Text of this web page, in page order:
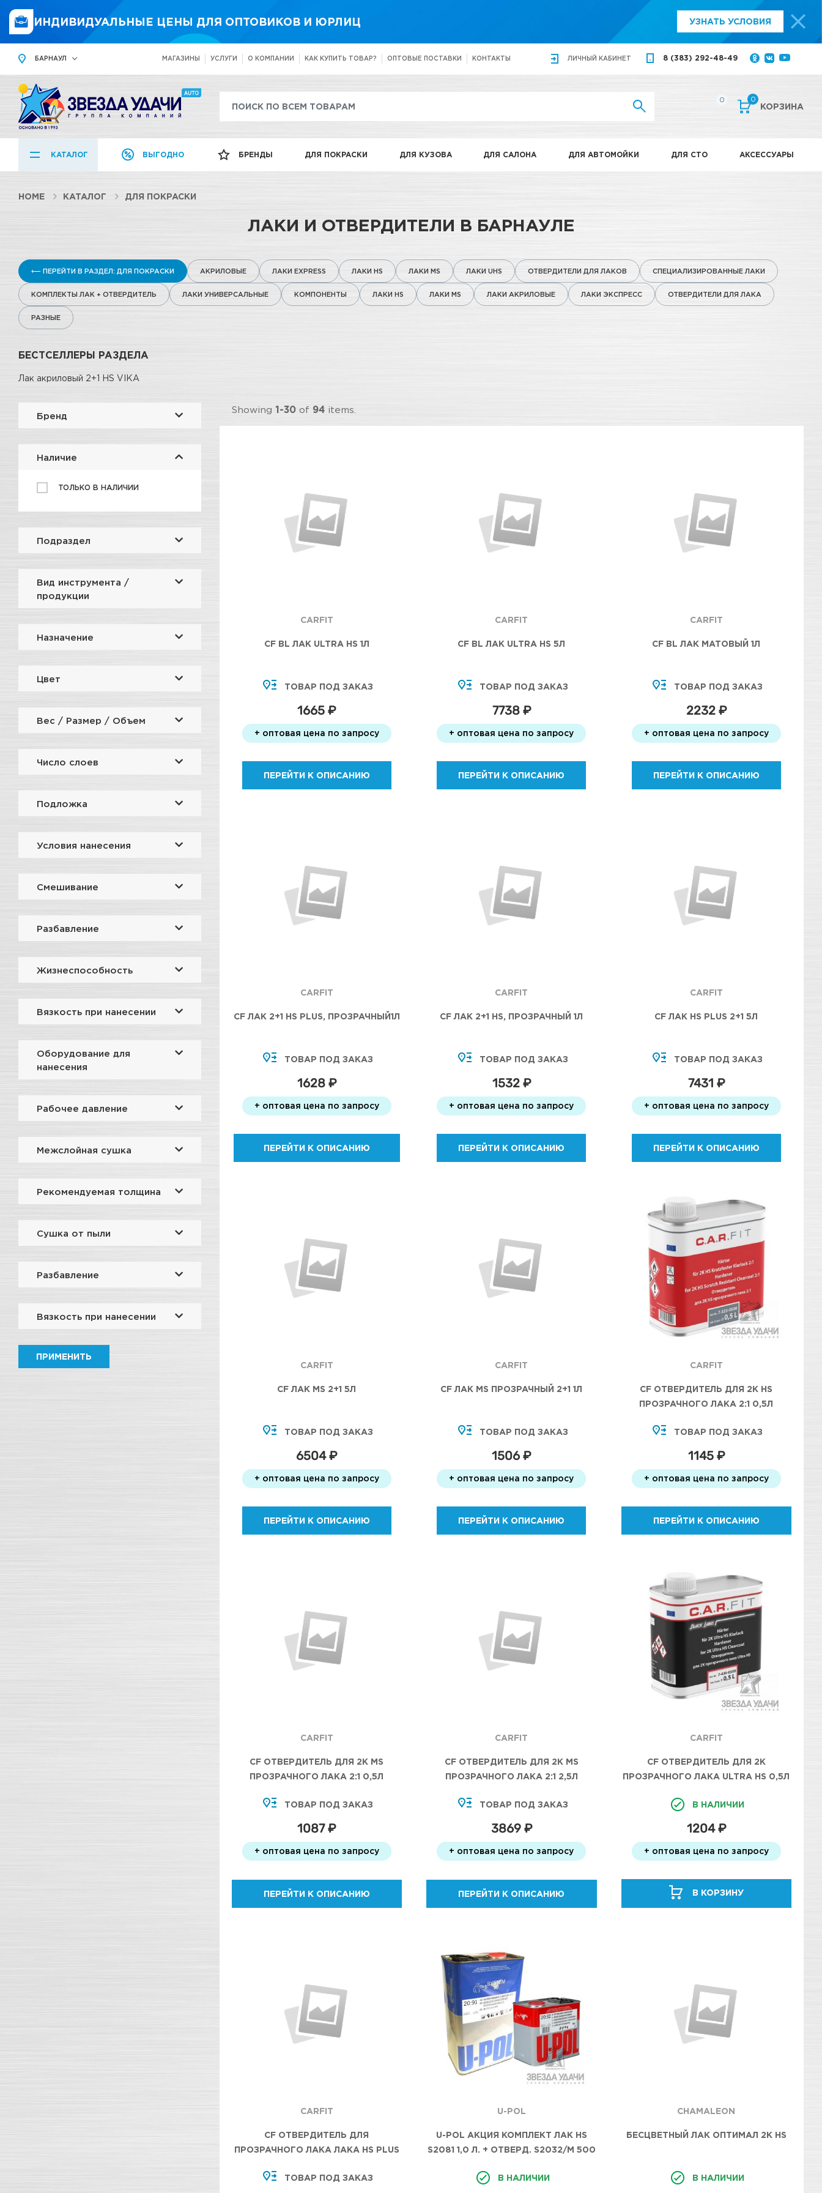
ИНДИВИДУАЛЬНЫЕ ЦЕНЫ ДЛЯ ОПТОВИКОВ И ЮРЛИЦ УЗНАТЬ УСЛОВИЯ
БАРНАУЛ МАГАЗИНЫ УСЛУГИ О КОМПАНИИ КАК КУПИТЬ ТОВАР? ОПТОВЫЕ ПОСТАВКИ КОНТАКТЫ ЛИЧНЫЙ КАБИНЕТ 8 (383) 292-48-49
0 0
КОРЗИНА
КАТАЛОГ ВЫГОДНО БРЕНДЫ ДЛЯ ПОКРАСКИ ДЛЯ КУЗОВА ДЛЯ САЛОНА ДЛЯ АВТОМОЙКИ ДЛЯ СТО АКСЕССУАРЫ
HOME КАТАЛОГ ДЛЯ ПОКРАСКИ
ЛАКИ И ОТВЕРДИТЕЛИ В БАРНАУЛЕ
⟵ ПЕРЕЙТИ В РАЗДЕЛ: ДЛЯ ПОКРАСКИ АКРИЛОВЫЕ ЛАКИ EXPRESS ЛАКИ HS ЛАКИ MS ЛАКИ UHS ОТВЕРДИТЕЛИ ДЛЯ ЛАКОВ СПЕЦИАЛИЗИРОВАННЫЕ ЛАКИ
КОМПЛЕКТЫ ЛАК + ОТВЕРДИТЕЛЬ ЛАКИ УНИВЕРСАЛЬНЫЕ КОМПОНЕНТЫ ЛАКИ HS ЛАКИ MS ЛАКИ АКРИЛОВЫЕ ЛАКИ ЭКСПРЕСС ОТВЕРДИТЕЛИ ДЛЯ ЛАКА
РАЗНЫЕ
БЕСТСЕЛЛЕРЫ РАЗДЕЛА
Лак акриловый 2+1 HS VIKA
Бренд
Наличие
ТОЛЬКО В НАЛИЧИИ
Подраздел
Вид инструмента /
продукции
Назначение
Цвет
Вес / Размер / Объем
Число слоев
Подложка
Условия нанесения
Смешивание
Разбавление
Жизнеспособность
Вязкость при нанесении
Оборудование для
нанесения
Рабочее давление
Межслойная сушка
Рекомендуемая толщина
Сушка от пыли
Разбавление
Вязкость при нанесении
ПРИМЕНИТЬ
Showing 1-30of 94items.
CARFIT
CF BL ЛАК ULTRA HS 1Л
ТОВАР ПОД ЗАКАЗ
1665 ₽
+ оптовая цена по запросу
ПЕРЕЙТИ К ОПИСАНИЮ
CARFIT
CF BL ЛАК ULTRA HS 5Л
ТОВАР ПОД ЗАКАЗ
7738 ₽
+ оптовая цена по запросу
ПЕРЕЙТИ К ОПИСАНИЮ
CARFIT
CF BL ЛАК МАТОВЫЙ 1Л
ТОВАР ПОД ЗАКАЗ
2232 ₽
+ оптовая цена по запросу
ПЕРЕЙТИ К ОПИСАНИЮ
CARFIT
CF ЛАК 2+1 HS PLUS, ПРОЗРАЧНЫЙ1Л
ТОВАР ПОД ЗАКАЗ
1628 ₽
+ оптовая цена по запросу
ПЕРЕЙТИ К ОПИСАНИЮ
CARFIT
CF ЛАК 2+1 HS, ПРОЗРАЧНЫЙ 1Л
ТОВАР ПОД ЗАКАЗ
1532 ₽
+ оптовая цена по запросу
ПЕРЕЙТИ К ОПИСАНИЮ
CARFIT
CF ЛАК HS PLUS 2+1 5Л
ТОВАР ПОД ЗАКАЗ
7431 ₽
+ оптовая цена по запросу
ПЕРЕЙТИ К ОПИСАНИЮ
CARFIT
CF ЛАК MS 2+1 5Л
ТОВАР ПОД ЗАКАЗ
6504 ₽
+ оптовая цена по запросу
ПЕРЕЙТИ К ОПИСАНИЮ
CARFIT
CF ЛАК MS ПРОЗРАЧНЫЙ 2+1 1Л
ТОВАР ПОД ЗАКАЗ
1506 ₽
+ оптовая цена по запросу
ПЕРЕЙТИ К ОПИСАНИЮ
CARFIT
CF ОТВЕРДИТЕЛЬ ДЛЯ 2К HS
ПРОЗРАЧНОГО ЛАКА 2:1 0,5Л
ТОВАР ПОД ЗАКАЗ
1145 ₽
+ оптовая цена по запросу
ПЕРЕЙТИ К ОПИСАНИЮ
CARFIT
CF ОТВЕРДИТЕЛЬ ДЛЯ 2К MS
ПРОЗРАЧНОГО ЛАКА 2:1 0,5Л
ТОВАР ПОД ЗАКАЗ
1087 ₽
+ оптовая цена по запросу
ПЕРЕЙТИ К ОПИСАНИЮ
CARFIT
CF ОТВЕРДИТЕЛЬ ДЛЯ 2К MS
ПРОЗРАЧНОГО ЛАКА 2:1 2,5Л
ТОВАР ПОД ЗАКАЗ
3869 ₽
+ оптовая цена по запросу
ПЕРЕЙТИ К ОПИСАНИЮ
CARFIT
CF ОТВЕРДИТЕЛЬ ДЛЯ 2К
ПРОЗРАЧНОГО ЛАКА ULTRA HS 0,5Л
В НАЛИЧИИ
1204 ₽
+ оптовая цена по запросу
В КОРЗИНУ
CARFIT
CF ОТВЕРДИТЕЛЬ ДЛЯ
ПРОЗРАЧНОГО ЛАКА ЛАКА HS PLUS
ТОВАР ПОД ЗАКАЗ
U-POL
U-POL АКЦИЯ КОМПЛЕКТ ЛАК HS
S2081 1,0 Л. + ОТВЕРД. S2032/M 500
В НАЛИЧИИ
CHAMALEON
БЕСЦВЕТНЫЙ ЛАК ОПТИМАЛ 2K HS
В НАЛИЧИИ